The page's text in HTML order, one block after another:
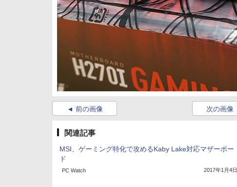
前の画像 次の画像
関連記事
MSI、ゲーミング特化で攻めるKaby Lake対応マザーボー
ド
PC Watch 2017年1月4日